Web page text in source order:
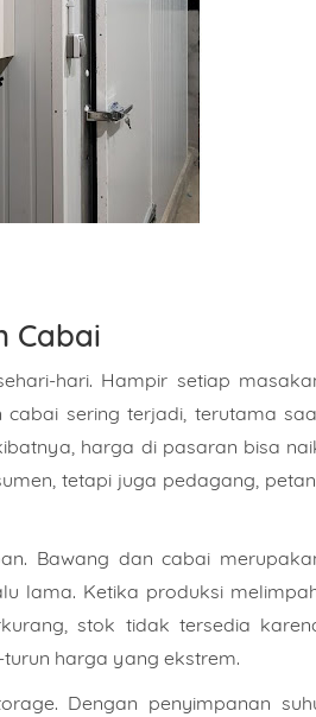
Cabai
hari. Hampir setiap
sering terjadi, terutama
harga di pasaran bisa
tetapi juga pedagang,
Bawang dan cabai
lama. Ketika produksi
stok tidak tersedia
harga yang ekstrem.
. Dengan penyimpanan